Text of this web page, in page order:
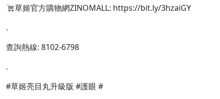
草姬官方購物網ZINOMALL: https://bit.ly/3hzaiGY
.
查詢熱線: 8102-6798
.
#草姬亮目丸升級版 #護眼 #